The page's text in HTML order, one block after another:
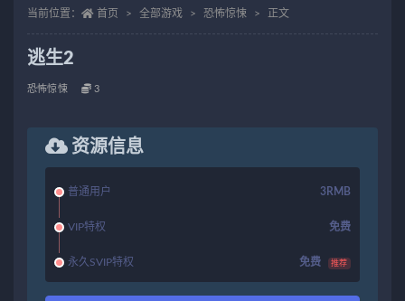
当前位置： 首页 全部游戏 恐怖惊悚 正文
逃生2
恐怖惊悚 3
资源信息
普通用户 3RMB
VIP特权 免费
永久SVIP特权 免费 推荐